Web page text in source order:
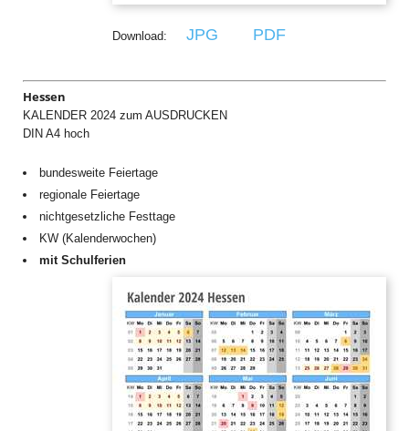
Download: JPG PDF
Hessen
KALENDER 2024 zum AUSDRUCKEN
DIN A4 hoch
bundesweite Feiertage
regionale Feiertage
nichtgesetzliche Festtage
KW (Kalenderwochen)
mit Schulferien